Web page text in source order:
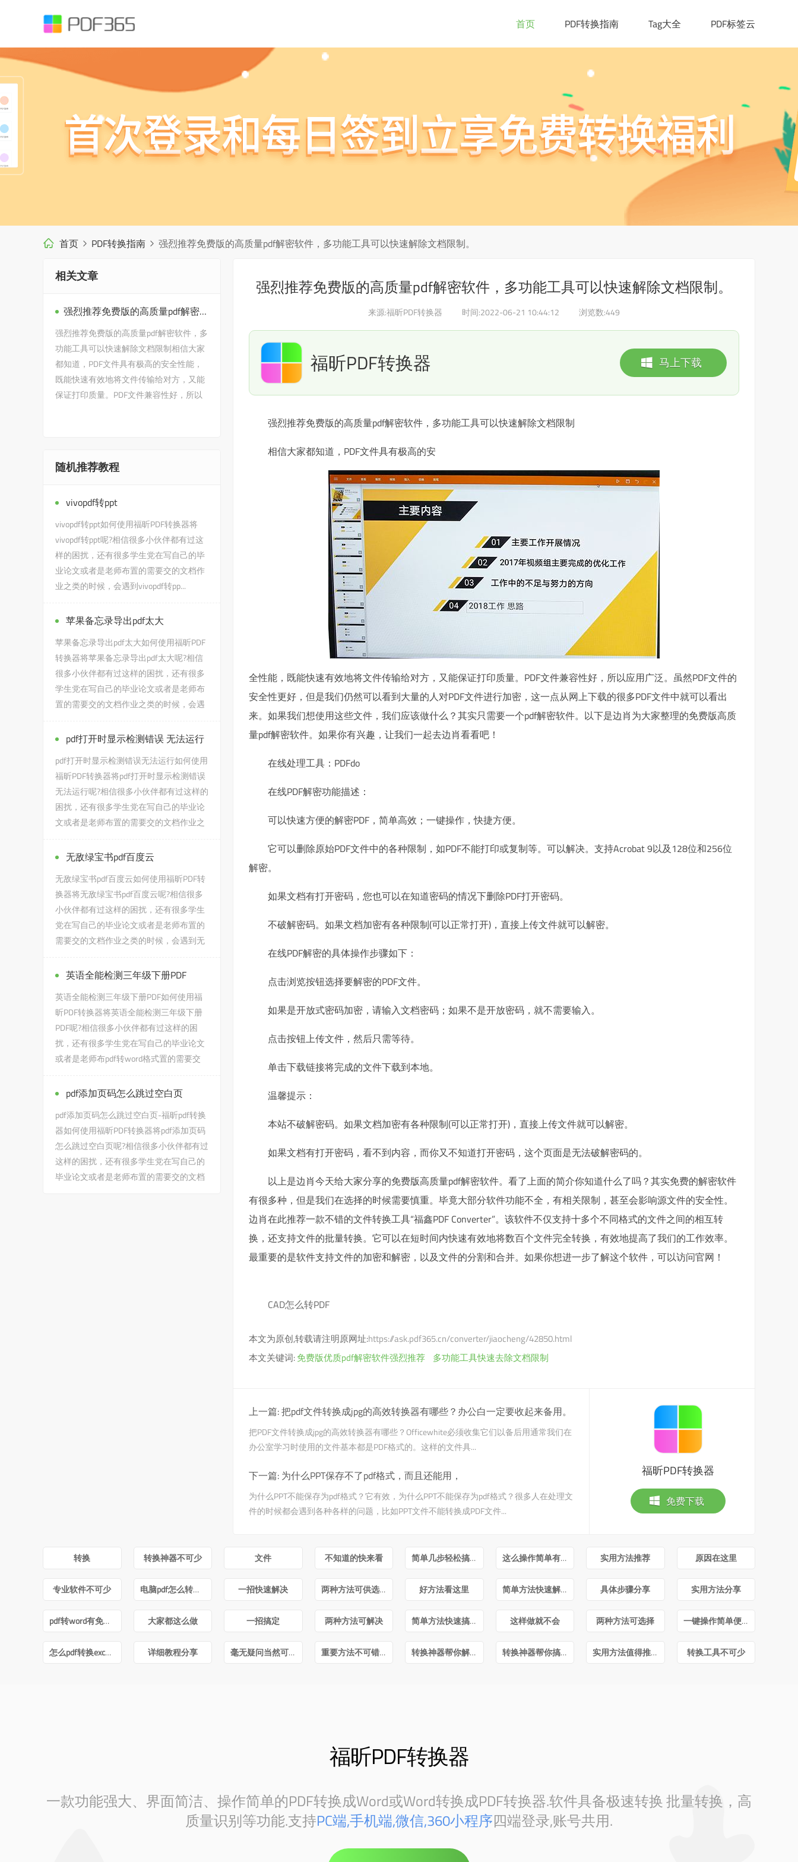
首页 PDF转换指南 Tag大全 PDF标签云
首页 PDF转换指南 强烈推荐免费版的高质量pdf解密软件，多功能工具可以快速解除文档限制。
强烈推荐免费版的高质量pdf解密软件，多功能工具可以快速解除文档限制。
来源:福昕PDF转换器 时间:2022-06-21 10:44:12 浏览数:449
马上下载
福昕PDF转换器
强烈推荐免费版的高质量pdf解密软件，多功能工具可以快速解除文档限制
相信大家都知道，PDF文件具有极高的安
全性能，既能快速有效地将文件传输给对方，又能保证打印质量。PDF文件兼容性好，所以应用广泛。虽然PDF文件的
安全性更好，但是我们仍然可以看到大量的人对PDF文件进行加密，这一点从网上下载的很多PDF文件中就可以看出
来。如果我们想使用这些文件，我们应该做什么？其实只需要一个pdf解密软件。以下是边肖为大家整理的免费版高质
量pdf解密软件。如果你有兴趣，让我们一起去边肖看看吧！
在线处理工具：PDFdo
在线PDF解密功能描述：
可以快速方便的解密PDF，简单高效；一键操作，快捷方便。
它可以删除原始PDF文件中的各种限制，如PDF不能打印或复制等。可以解决。支持Acrobat 9以及128位和256位
解密。
如果文档有打开密码，您也可以在知道密码的情况下删除PDF打开密码。
不破解密码。如果文档加密有各种限制(可以正常打开)，直接上传文件就可以解密。
在线PDF解密的具体操作步骤如下：
点击浏览按钮选择要解密的PDF文件。
如果是开放式密码加密，请输入文档密码；如果不是开放密码，就不需要输入。
点击按钮上传文件，然后只需等待。
单击下载链接将完成的文件下载到本地。
温馨提示：
本站不破解密码。如果文档加密有各种限制(可以正常打开)，直接上传文件就可以解密。
如果文档有打开密码，看不到内容，而你又不知道打开密码，这个页面是无法破解密码的。
以上是边肖今天给大家分享的免费版高质量pdf解密软件。看了上面的简介你知道什么了吗？其实免费的解密软件
有很多种，但是我们在选择的时候需要慎重。毕竟大部分软件功能不全，有相关限制，甚至会影响源文件的安全性。
边肖在此推荐一款不错的文件转换工具“福鑫PDF Converter”。该软件不仅支持十多个不同格式的文件之间的相互转
换，还支持文件的批量转换。它可以在短时间内快速有效地将数百个文件完全转换，有效地提高了我们的工作效率。
最重要的是软件支持文件的加密和解密，以及文件的分割和合并。如果你想进一步了解这个软件，可以访问官网！
CAD怎么转PDF
本文为原创,转载请注明原网址:https://ask.pdf365.cn/converter/jiaocheng/42850.html
本文关键词:免费版优质pdf解密软件强烈推荐 多功能工具快速去除文档限制
上一篇:把pdf文件转换成jpg的高效转换器有哪些？办公白一定要收起来备用。
把PDF文件转换成jpg的高效转换器有哪些？Officewhite必须收集它们以备后用通常我们在
办公室学习时使用的文件基本都是PDF格式的。这样的文件具...
下一篇: 为什么PPT保存不了pdf格式，而且还能用，
为什么PPT不能保存为pdf格式？它有效，为什么PPT不能保存为pdf格式？很多人在处理文
件的时候都会遇到各种各样的问题，比如PPT文件不能转换成PDF文件...
福昕PDF转换器
免费下载
相关文章
强烈推荐免费版的高质量pdf解密软件，多功能工具可以快速解除文档限制。
强烈推荐免费版的高质量pdf解密软件，多
功能工具可以快速解除文档限制相信大家
都知道，PDF文件具有极高的安全性能，
既能快速有效地将文件传输给对方，又能
保证打印质量。PDF文件兼容性好，所以
随机推荐教程
vivopdf转ppt
vivopdf转ppt如何使用福昕PDF转换器将
vivopdf转ppt呢?相信很多小伙伴都有过这
样的困扰，还有很多学生党在写自己的毕
业论文或者是老师布置的需要交的文档作
业之类的时候，会遇到vivopdf转pp...
苹果备忘录导出pdf太大
苹果备忘录导出pdf太大如何使用福昕PDF
转换器将苹果备忘录导出pdf太大呢?相信
很多小伙伴都有过这样的困扰，还有很多
学生党在写自己的毕业论文或者是老师布
置的需要交的文档作业之类的时候，会遇
pdf打开时显示检测错误 无法运行
pdf打开时显示检测错误无法运行如何使用
福昕PDF转换器将pdf打开时显示检测错误
无法运行呢?相信很多小伙伴都有过这样的
困扰，还有很多学生党在写自己的毕业论
文或者是老师布置的需要交的文档作业之
无敌绿宝书pdf百度云
无敌绿宝书pdf百度云如何使用福昕PDF转
换器将无敌绿宝书pdf百度云呢?相信很多
小伙伴都有过这样的困扰，还有很多学生
党在写自己的毕业论文或者是老师布置的
需要交的文档作业之类的时候，会遇到无
英语全能检测三年级下册PDF
英语全能检测三年级下册PDF如何使用福
昕PDF转换器将英语全能检测三年级下册
PDF呢?相信很多小伙伴都有过这样的困
扰，还有很多学生党在写自己的毕业论文
或者是老师布pdf转word格式置的需要交
pdf添加页码怎么跳过空白页
pdf添加页码怎么跳过空白页-福昕pdf转换
器如何使用福昕PDF转换器将pdf添加页码
怎么跳过空白页呢?相信很多小伙伴都有过
这样的困扰，还有很多学生党在写自己的
毕业论文或者是老师布置的需要交的文档
转换 转换神器不可少 文件 不知道的快来看 简单几步轻松搞定 这么操作简单有效 实用方法推荐 原因在这里
专业软件不可少 电脑pdf怎么转换成word 一招快速解决 两种方法可供选择 好方法看这里 简单方法快速解决 具体步骤分享 实用方法分享
pdf转word有免费的吗 大家都这么做 一招搞定 两种方法可解决 简单方法快速搞定 这样做就不会 两种方法可选择 一键操作简单便捷
怎么pdf转换excel文件 详细教程分享 毫无疑问当然可以 重要方法不可错过 转换神器帮你解决 转换神器帮你搞定 实用方法值得推荐 转换工具不可少
福昕PDF转换器
一款功能强大、界面简洁、操作简单的PDF转换成Word或Word转换成PDF转换器.软件具备极速转换 批量转换，高
质量识别等功能.支持PC端,手机端,微信,360小程序四端登录,账号共用.